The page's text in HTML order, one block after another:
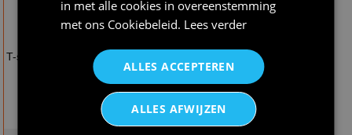
T-shirt opa jij bent de
T-shirt vergeet-mij-
jou!
in met alle cookies in overeenstemming
met ons Cookiebeleid. Lees verder
ALLES ACCEPTEREN
ALLES AFWIJZEN